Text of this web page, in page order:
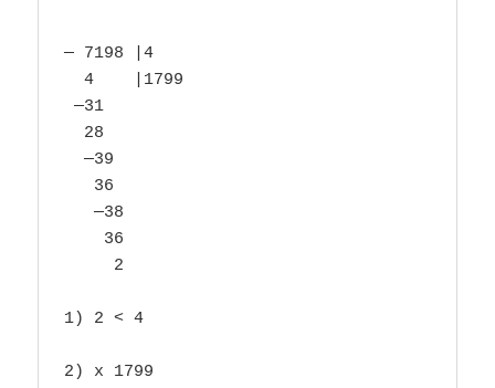
— 7198 |4
  4    |1799
—31
  28
  —39
   36
   —38
    36
     2
1) 2 < 4
2) х 1799